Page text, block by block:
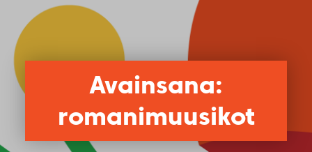
Avainsana:
romanimuusikot